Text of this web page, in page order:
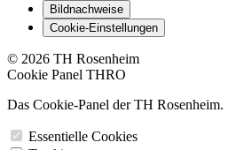
Bildnachweise
Cookie-Einstellungen
© 2026 TH Rosenheim
Cookie Panel THRO
Das Cookie-Panel der TH Rosenheim.
Essentielle Cookies